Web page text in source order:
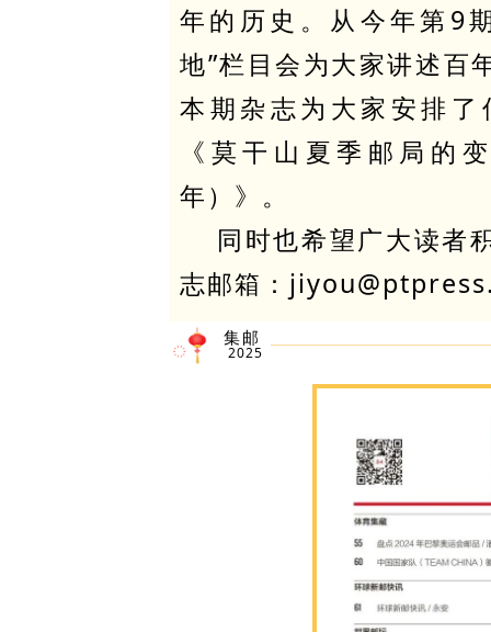
年的历史。从今年第9
地”栏目会为大家讲述百
本期杂志为大家安排
《莫干山夏季邮局的
年）》。
同时也希望广大读者
志邮箱：
集邮
2025